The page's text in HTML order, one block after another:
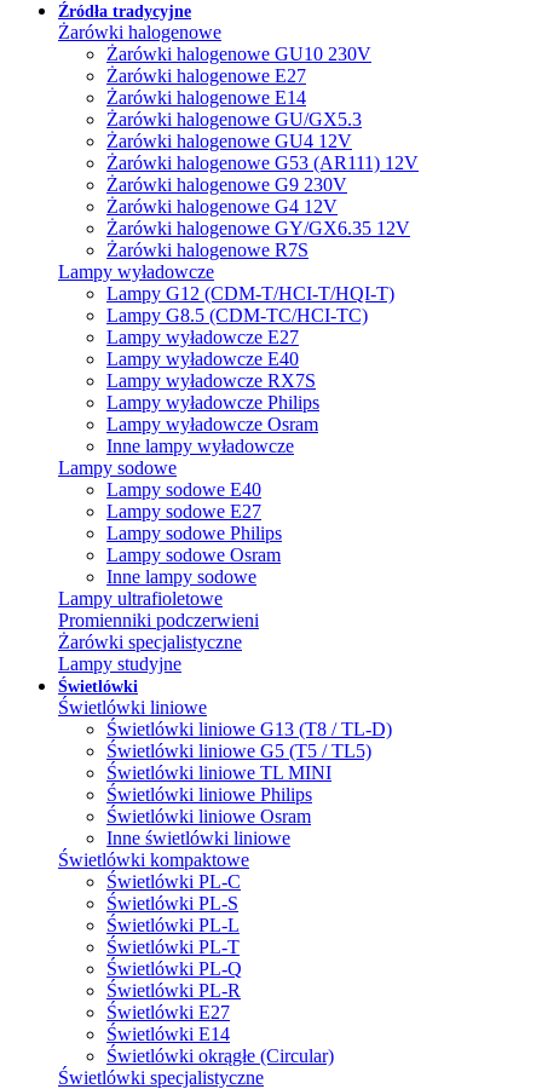
Źródła tradycyjne
Żarówki halogenowe
Żarówki halogenowe GU10 230V
Żarówki halogenowe E27
Żarówki halogenowe E14
Żarówki halogenowe GU/GX5.3
Żarówki halogenowe GU4 12V
Żarówki halogenowe G53 (AR111) 12V
Żarówki halogenowe G9 230V
Żarówki halogenowe G4 12V
Żarówki halogenowe GY/GX6.35 12V
Żarówki halogenowe R7S
Lampy wyładowcze
Lampy G12 (CDM-T/HCI-T/HQI-T)
Lampy G8.5 (CDM-TC/HCI-TC)
Lampy wyładowcze E27
Lampy wyładowcze E40
Lampy wyładowcze RX7S
Lampy wyładowcze Philips
Lampy wyładowcze Osram
Inne lampy wyładowcze
Lampy sodowe
Lampy sodowe E40
Lampy sodowe E27
Lampy sodowe Philips
Lampy sodowe Osram
Inne lampy sodowe
Lampy ultrafioletowe
Promienniki podczerwieni
Żarówki specjalistyczne
Lampy studyjne
Świetlówki
Świetlówki liniowe
Świetlówki liniowe G13 (T8 / TL-D)
Świetlówki liniowe G5 (T5 / TL5)
Świetlówki liniowe TL MINI
Świetlówki liniowe Philips
Świetlówki liniowe Osram
Inne świetlówki liniowe
Świetlówki kompaktowe
Świetlówki PL-C
Świetlówki PL-S
Świetlówki PL-L
Świetlówki PL-T
Świetlówki PL-Q
Świetlówki PL-R
Świetlówki E27
Świetlówki E14
Świetlówki okrągłe (Circular)
Świetlówki specjalistyczne